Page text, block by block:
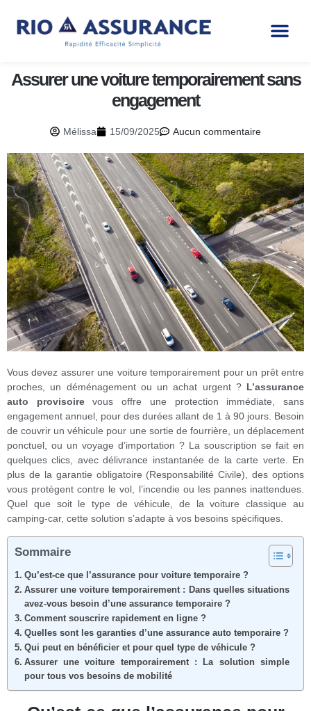
Assurer une voiture temporairement sans
engagement
Mélissa 15/09/2025 Aucun commentaire
Vous devez assurer une voiture temporairement pour un prêt entre
proches, un déménagement ou un achat urgent ? L’assurance
auto provisoirevous offre une protection immédiate, sans
engagement annuel, pour des durées allant de 1 à 90 jours. Besoin
de couvrir un véhicule pour une sortie de fourrière, un déplacement
ponctuel, ou un voyage d’importation ? La souscription se fait en
quelques clics, avec délivrance instantanée de la carte verte. En
plus de la garantie obligatoire (Responsabilité Civile), des options
vous protègent contre le vol, l’incendie ou les pannes inattendues.
Quel que soit le type de véhicule, de la voiture classique au
camping-car, cette solution s’adapte à vos besoins spécifiques.
Sommaire
Qu’est-ce que l’assurance pour voiture temporaire ?
Assurer une voiture temporairement : Dans quelles situations
avez-vous besoin d’une assurance temporaire ?
Comment souscrire rapidement en ligne ?
Quelles sont les garanties d’une assurance auto temporaire ?
Qui peut en bénéficier et pour quel type de véhicule ?
Assurer une voiture temporairement : La solution simple
pour tous vos besoins de mobilité